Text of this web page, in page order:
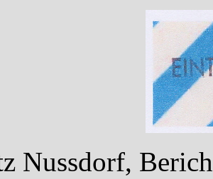
Nussdorf,